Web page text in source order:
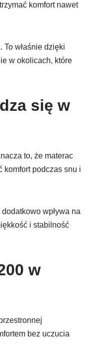
komfort nawet
To właśnie dzięki
w okolicach, które
się w
to, że materac
komfort podczas snu i
wpływa na
i stabilność
w
bez uczucia